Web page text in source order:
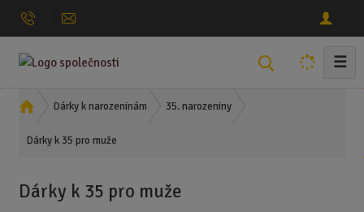
☰
Ú
o
í
Dárky k narozeninám 35. narozeniny
Dárky k 35 pro muže
Dárky k 35 pro muže